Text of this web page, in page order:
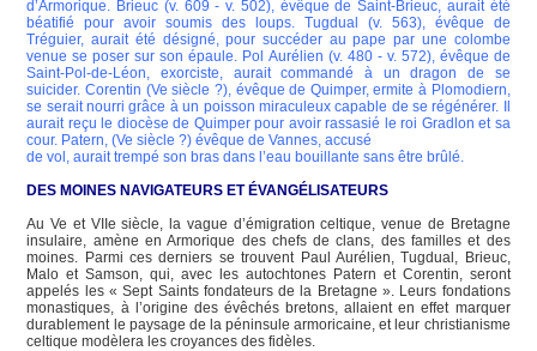
d’Armorique. Brieuc (v. 609 - v. 502), évêque de Saint-Brieuc, aurait été
béatifié pour avoir soumis des loups. Tugdual (v. 563), évêque de
Tréguier, aurait été désigné, pour succéder au pape par une colombe
venue se poser sur son épaule. Pol Aurélien (v. 480 - v. 572), évêque de
Saint-Pol-de-Léon, exorciste, aurait commandé à un dragon de se
suicider. Corentin (Ve siècle ?), évêque de Quimper, ermite à Plomodiern,
se serait nourri grâce à un poisson miraculeux capable de se régénérer. Il
aurait reçu le diocèse de Quimper pour avoir rassasié le roi Gradlon et sa
cour. Patern, (Ve siècle ?) évêque de Vannes, accusé
de vol, aurait trempé son bras dans l’eau bouillante sans être brûlé.
DES MOINES NAVIGATEURS ET ÉVANGÉLISATEURS
Au Ve et VIIe siècle, la vague d’émigration celtique, venue de Bretagne
insulaire, amène en Armorique des chefs de clans, des familles et des
moines. Parmi ces derniers se trouvent Paul Aurélien, Tugdual, Brieuc,
Malo et Samson, qui, avec les autochtones Patern et Corentin, seront
appelés les « Sept Saints fondateurs de la Bretagne ». Leurs fondations
monastiques, à l’origine des évêchés bretons, allaient en effet marquer
durablement le paysage de la péninsule armoricaine, et leur christianisme
celtique modèlera les croyances des fidèles.